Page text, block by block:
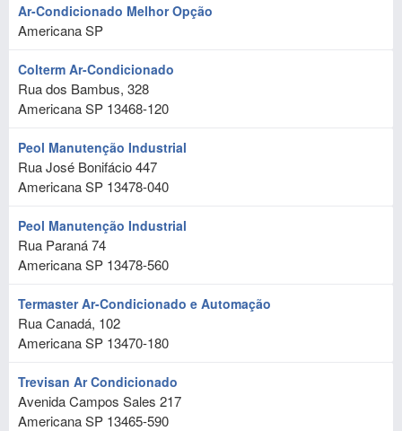
Ar-Condicionado Melhor Opção
AmericanaSP
Colterm Ar-Condicionado
Rua dos Bambus, 328
AmericanaSP 13468-120
Peol Manutenção Industrial
Rua José Bonifácio 447
AmericanaSP 13478-040
Peol Manutenção Industrial
Rua Paraná 74
AmericanaSP 13478-560
Termaster Ar-Condicionado e Automação
Rua Canadá, 102
AmericanaSP 13470-180
Trevisan Ar Condicionado
Avenida Campos Sales 217
AmericanaSP 13465-590